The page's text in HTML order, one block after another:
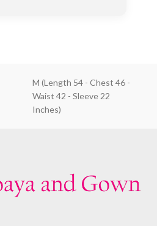
M (Length 54 - Chest 46 -
Waist 42 - Sleeve 22
Inches)